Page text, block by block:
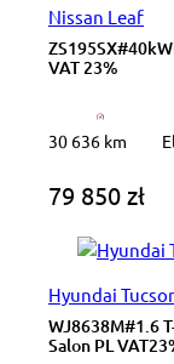
Nissan Leaf
VAT 23%
30 636 km
79 850 zł
Hyundai
WJ8638M#1.6
Salon PL